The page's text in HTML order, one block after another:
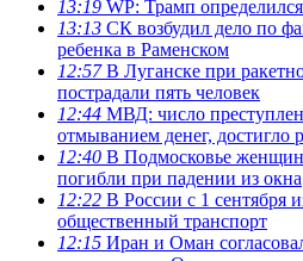
13:19 WP: Трамп
13:13 СК возбудил дело по
ребенка в Раменском
12:57В Луганске при
пострадали пять человек
12:44 МВД: число
отмыванием денег, достигло
12:40 В Подмосковье
погибли при падении из окна
12:22 В России с 1 сентября
общественный транспорт
12:15 Иран и Оман